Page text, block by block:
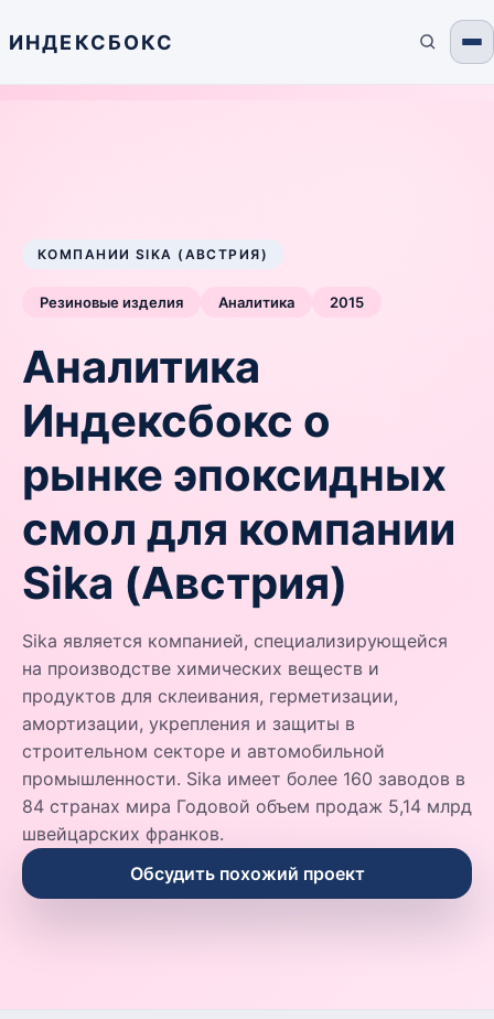
ИНДЕКСБОКС
КОМПАНИИ SIKA (АВСТРИЯ)
Резиновые изделия Аналитика 2015
Аналитика
Индексбокс о
рынке эпоксидных
смол для компании
Sika (Австрия)
Sika является компанией, специализирующейся
на производстве химических веществ и
продуктов для склеивания, герметизации,
амортизации, укрепления и защиты в
строительном секторе и автомобильной
промышленности. Sika имеет более 160 заводов в
84 странах мира Годовой объем продаж 5,14 млрд
швейцарских франков.
Обсудить похожий проект